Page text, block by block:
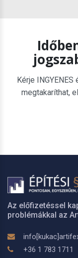
Kérje
megtakaríthat,
Az előfizetéssel
problémákkal az
+36 1 783 1711